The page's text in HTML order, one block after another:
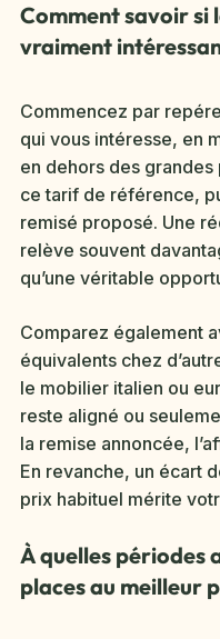
Comment savoir si
vraiment
Commencez par
qui vous intéresse, en
en dehors des
ce tarif de référence,
remisé proposé. Une
relève souvent
qu’une véritable
Comparez également
équivalents chez
le mobilier italien ou
reste aligné ou
la remise annoncée,
En revanche, un écart
prix habituel mérite
À quelles périodes
places au meilleur